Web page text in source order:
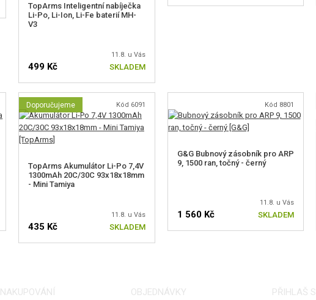
TopArms Inteligentní nabíječka
Li-Po, Li-Ion, Li-Fe baterií MH-
V3
11.8. u Vás
499 Kč SKLADEM
Doporučujeme Kód 6091
TopArms Akumulátor Li-Po 7,4V
1300mAh 20C/30C 93x18x18mm
- Mini Tamiya
11.8. u Vás
435 Kč SKLADEM
Kód 8801
G&G Bubnový zásobník pro ARP
9, 1500 ran, točný - černý
11.8. u Vás
1 560 Kč SKLADEM
NAKUPOVÁNÍ OBJEDNÁVKY PŘIHLAŠ